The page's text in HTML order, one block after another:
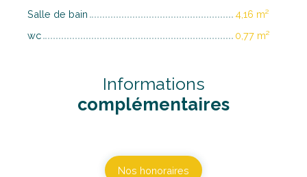
Salle de bain
4,16 m²
wc
0,77 m²
Informations
complémentaires
Nos honoraires